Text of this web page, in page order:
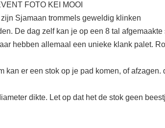
FOTO KEI MOOI
Sjamaan trommels geweldig klinken
De dag zelf kan je op een 8 tal
hebben allemaal een unieke klank palet.
er een stok op je pad komen, of afzagen.
dikte. Let op dat het de stok geen